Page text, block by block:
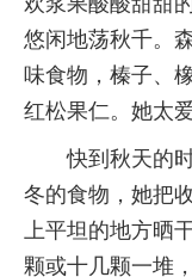
悠闲地荡秋千。
味食物，榛子、
红松果仁。她太
快到秋天的时
冬的食物，她把
上平坦的地方晒
颗或十几颗一堆